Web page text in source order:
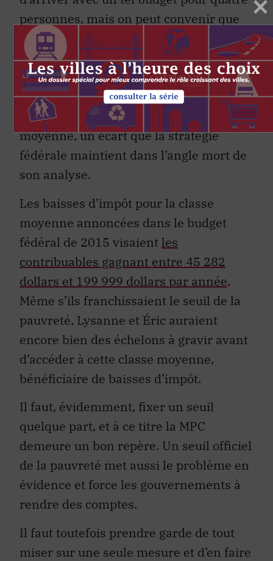
personnes, mais on peut convenir que
Lysanne et Éric ne sont pas exactement
aux portes de la classe moyenne. Un
trou important persiste donc entre les
situations de pauvreté déterminées par
le seuil officiel et la véritable classe
moyenne, un écart que la stratégie
fédérale maintient dans l’angle mort de
son analyse.
Les baisses d’impôt pour la classe
moyenne annoncées dans le budget
fédéral de 2015 visaient les
contribuables gagnant entre 45 282
dollars et 199 999 dollars par année.
Même s’ils franchissaient le seuil de la
pauvreté, Lysanne et Éric auraient
encore bien des échelons à gravir avant
d’accéder à cette classe moyenne,
bénéficiaire de baisses d’impôt.
Il faut, évidemment, fixer un seuil
quelque part, et à ce titre la MPC
demeure un bon repère. Un seuil officiel
de la pauvreté met aussi le problème en
évidence et force les gouvernements à
rendre des comptes.
Il faut toutefois prendre garde de tout
miser sur une seule mesure et d’en faire